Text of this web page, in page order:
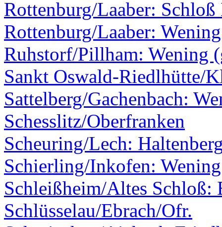
Rottenburg/Laaber:
Rottenburg/Laaber: Wening
Ruhstorf/Pillham: Wening
Sankt Oswald-Riedlhütte/
Sattelberg/Gachenbach:
Schesslitz/Oberfranken
Scheuring/Lech:
Schierling/Inkofen: Wening
Schleißheim/Altes Schloß:
Schlüsselau/Ebrach/Ofr.